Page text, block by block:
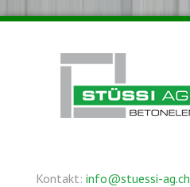
Kontakt: info@stuessi-ag.ch